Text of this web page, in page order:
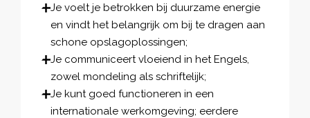
Je voelt je betrokken bij duurzame energie
en vindt het belangrijk om bij te dragen aan
schone opslagoplossingen;
Je communiceert vloeiend in het Engels,
zowel mondeling als schriftelijk;
Je kunt goed functioneren in een
internationale werkomgeving; eerdere